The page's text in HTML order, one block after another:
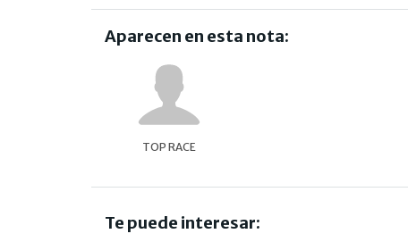
Aparecen en esta nota:
TOP RACE
Te puede interesar: